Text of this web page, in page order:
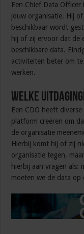
Een Chief Data
jouw organisatie. Hij
beschikbaar wordt
hij of zij ervoor dat de
beschikbare data.
activiteiten beter om
werken.
Welke
Een CDO heeft
platform creëren om
de organisatie
Hierbij komt hij of zij
organisatie tegen,
hierbij aan vragen als:
moeten we de data op